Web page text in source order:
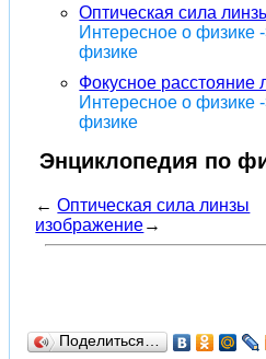
Оптическая сила
Интересное о физике
физике
Фокусное расстояние
Интересное о физике
физике
Энциклопедия по
←Оптическая сила линзы
изображение→
Поделиться…